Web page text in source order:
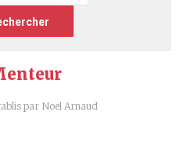
par Noel Arnaud